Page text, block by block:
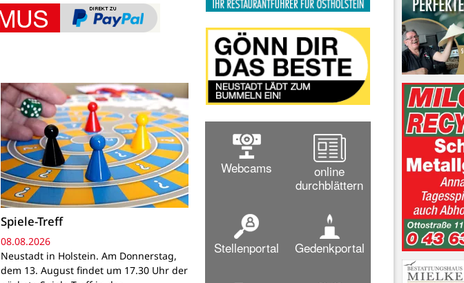
Spiele-Treff
08.08.2026
Neustadt in Holstein. Am Donnerstag,
dem 13. August findet um 17.30 Uhr der
Webcams
online
durchblättern
Stellenportal Gedenkportal